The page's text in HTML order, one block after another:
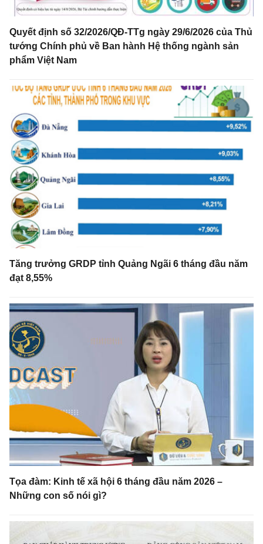
Quyết định số 32/2026/QĐ-TTg ngày 29/6/2026 của Thủ
tướng Chính phủ về Ban hành Hệ thống ngành sản
phẩm Việt Nam
Tăng trưởng GRDP tỉnh Quảng Ngãi 6 tháng đầu năm
đạt 8,55%
Tọa đàm: Kinh tế xã hội 6 tháng đầu năm 2026 –
Những con số nói gì?